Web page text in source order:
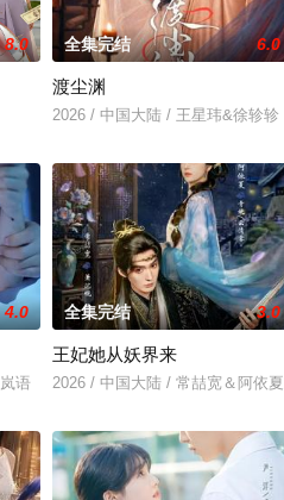
8.0 全集完结 6.0
渡尘渊
2026 / 中国大陆 / 王星玮&徐轸轸
4.0
语
全集完结 3.0
王妃她从妖界来
2026 / 中国大陆 / 常喆宽＆阿依夏